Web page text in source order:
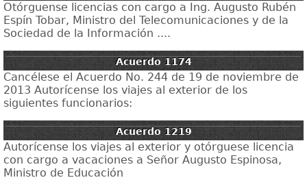
Otórguense licencias con cargo a Ing. Augusto Rubén
Espín Tobar, Ministro del Telecomunicaciones y de la
Sociedad de la Información ....
Acuerdo 1174
Cancélese el Acuerdo No. 244 de 19 de noviembre de
2013 Autorícense los viajes al exterior de los
siguientes funcionarios:
Acuerdo 1219
Autorícense los viajes al exterior y otórguese licencia
con cargo a vacaciones a Señor Augusto Espinosa,
Ministro de Educación